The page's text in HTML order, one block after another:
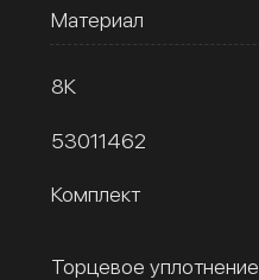
Материал
8К
53011462
Комплект
Торцевое уплотнение